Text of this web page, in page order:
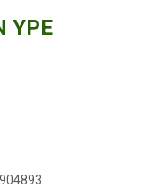
YPE